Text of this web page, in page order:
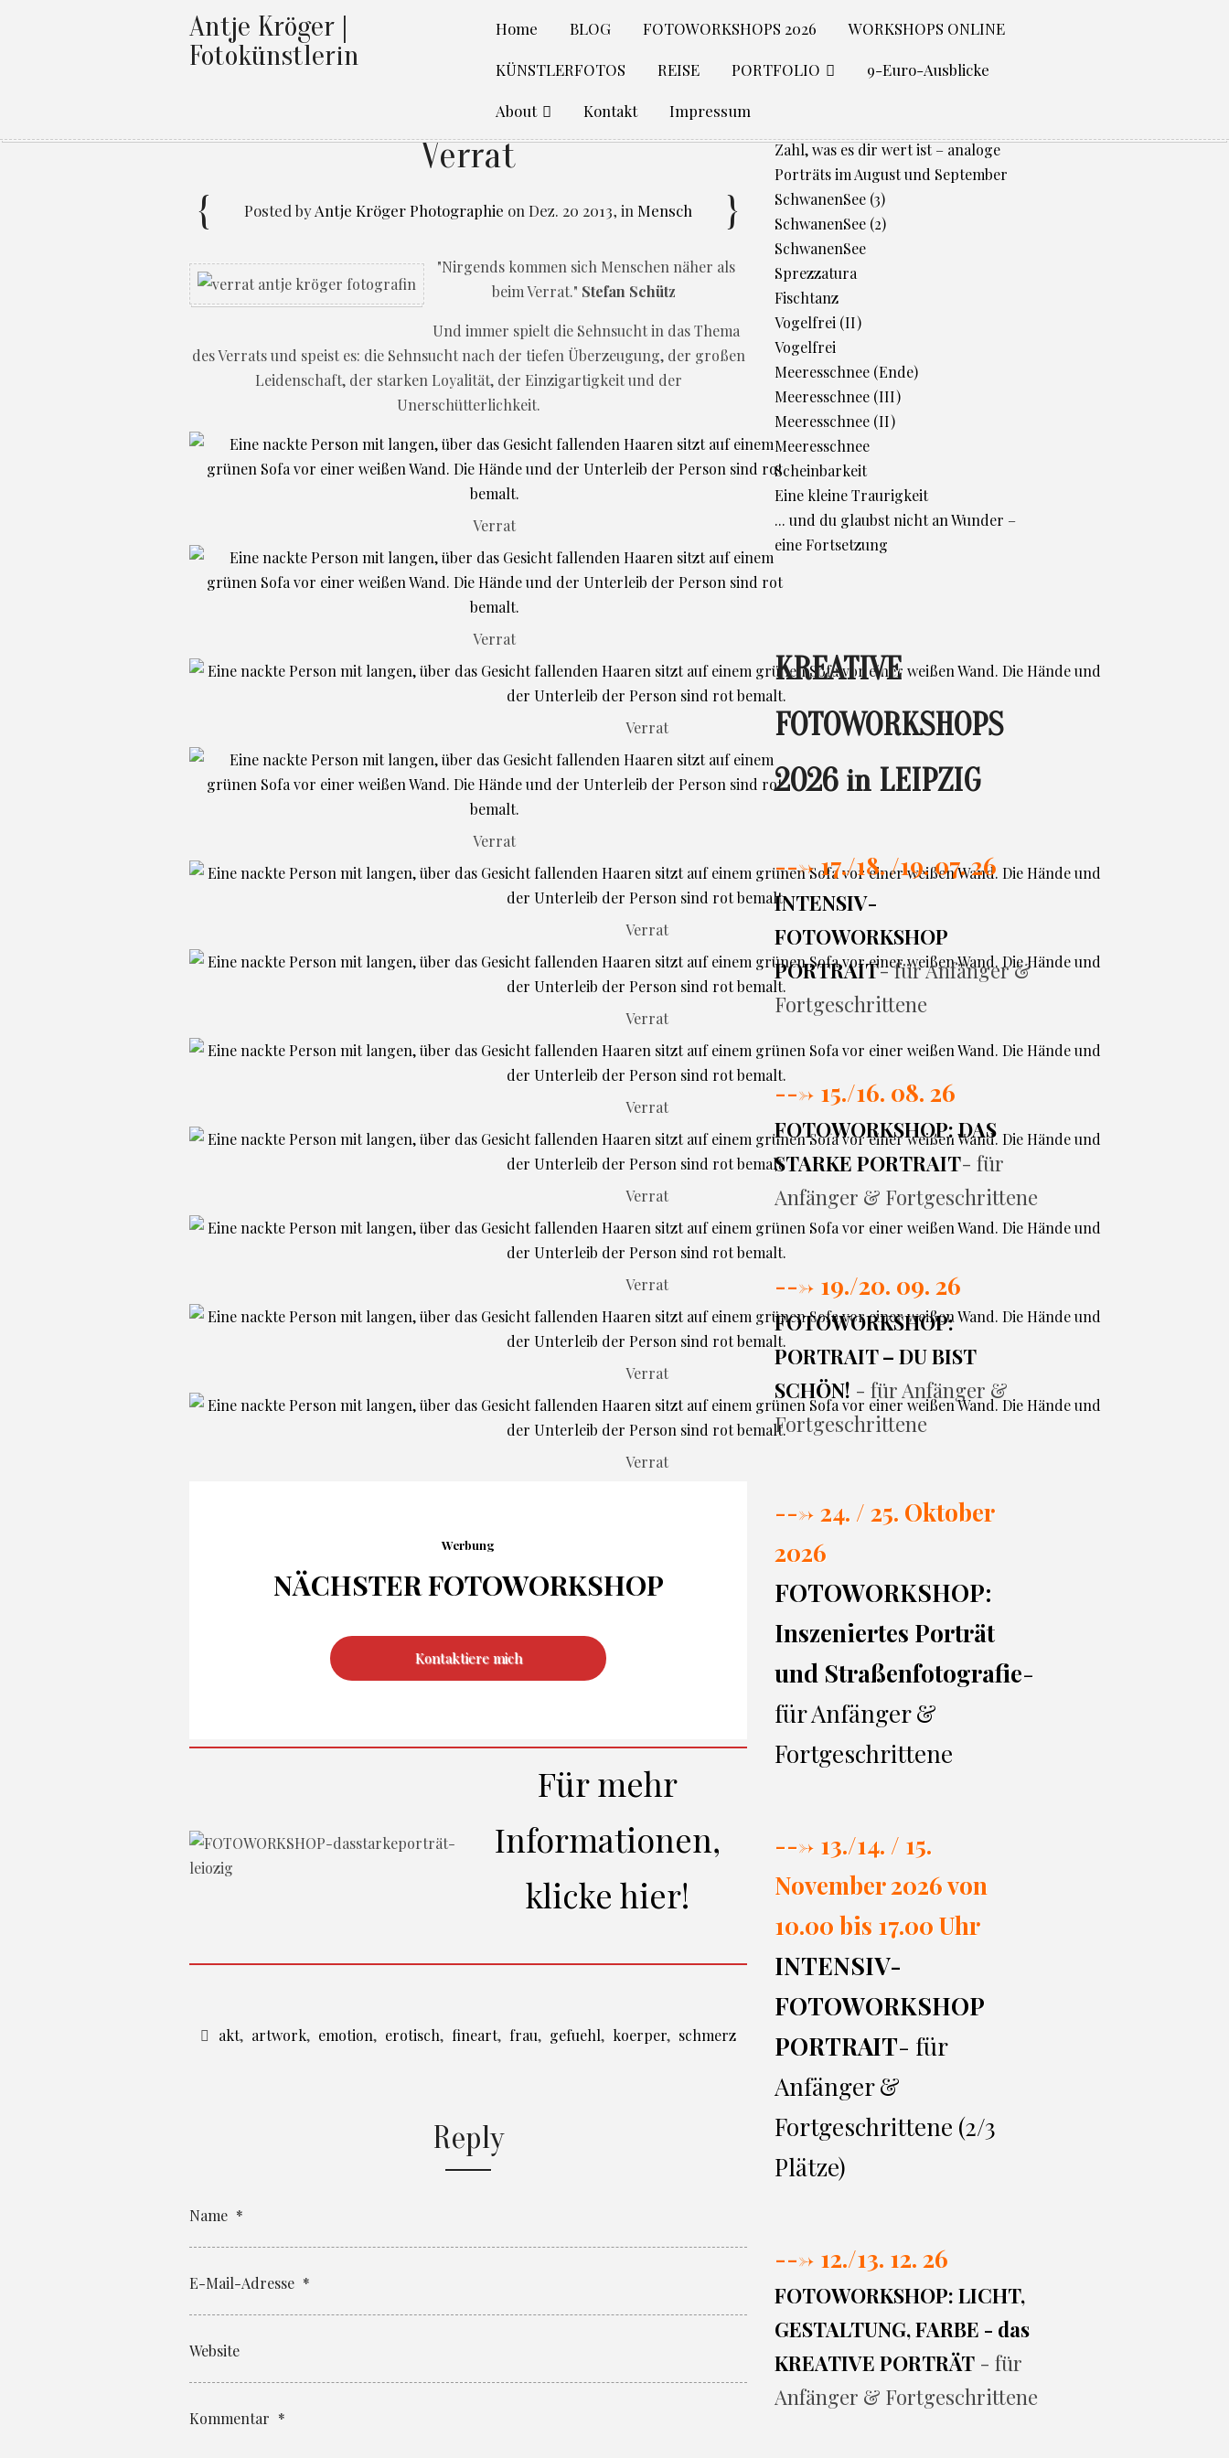
Antje Kröger |
Fotokünstlerin
Home BLOG FOTOWORKSHOPS 2026 WORKSHOPS ONLINE
KÜNSTLERFOTOS REISE PORTFOLIO 9-Euro-Ausblicke
About Kontakt Impressum
Verrat
Posted byAntje Kröger Photographie on Dez. 20 2013, in Mensch
"Nirgends kommen sich Menschen näher als
beim Verrat." Stefan Schütz
Und immer spielt die Sehnsucht in das Thema
des Verrats und speist es: die Sehnsucht nach der tiefen Überzeugung, der großen
Leidenschaft, der starken Loyalität, der Einzigartigkeit und der
Unerschütterlichkeit.
Verrat
Verrat
Verrat
Verrat
Verrat
Verrat
Verrat
Verrat
Verrat
Verrat
Verrat
Werbung
NÄCHSTER FOTOWORKSHOP
Kontaktiere mich
Für mehr
Informationen,
klicke hier!
akt, artwork, emotion, erotisch, fineart, frau, gefuehl, koerper, schmerz
Reply
Name *
E-Mail-Adresse *
Website
Kommentar *
Zahl, was es dir wert ist – analoge
Porträts im August und September
SchwanenSee (3)
SchwanenSee (2)
SchwanenSee
Sprezzatura
Fischtanz
Vogelfrei (II)
Vogelfrei
Meeresschnee (Ende)
Meeresschnee (III)
Meeresschnee (II)
Meeresschnee
Scheinbarkeit
Eine kleine Traurigkeit
... und du glaubst nicht an Wunder –
eine Fortsetzung
KREATIVE
FOTOWORKSHOPS
2026 in LEIPZIG
---> 17./18. /19. 07. 26
INTENSIV-
FOTOWORKSHOP
PORTRAIT- für Anfänger &
Fortgeschrittene
---> 15./16. 08. 26
FOTOWORKSHOP: DAS
STARKE PORTRAIT- für
Anfänger & Fortgeschrittene
---> 19./20. 09. 26
FOTOWORKSHOP:
PORTRAIT – DU BIST
SCHÖN! - für Anfänger &
Fortgeschrittene
---> 24. / 25. Oktober
2026
FOTOWORKSHOP:
Inszeniertes Porträt
und Straßenfotografie-
für Anfänger &
Fortgeschrittene
---> 13./14. / 15.
November 2026 von
10.00 bis 17.00 Uhr
INTENSIV-
FOTOWORKSHOP
PORTRAIT- für
Anfänger &
Fortgeschrittene (2/3
Plätze)
---> 12./13. 12. 26
FOTOWORKSHOP: LICHT,
GESTALTUNG, FARBE - das
KREATIVE PORTRÄT - für
Anfänger & Fortgeschrittene